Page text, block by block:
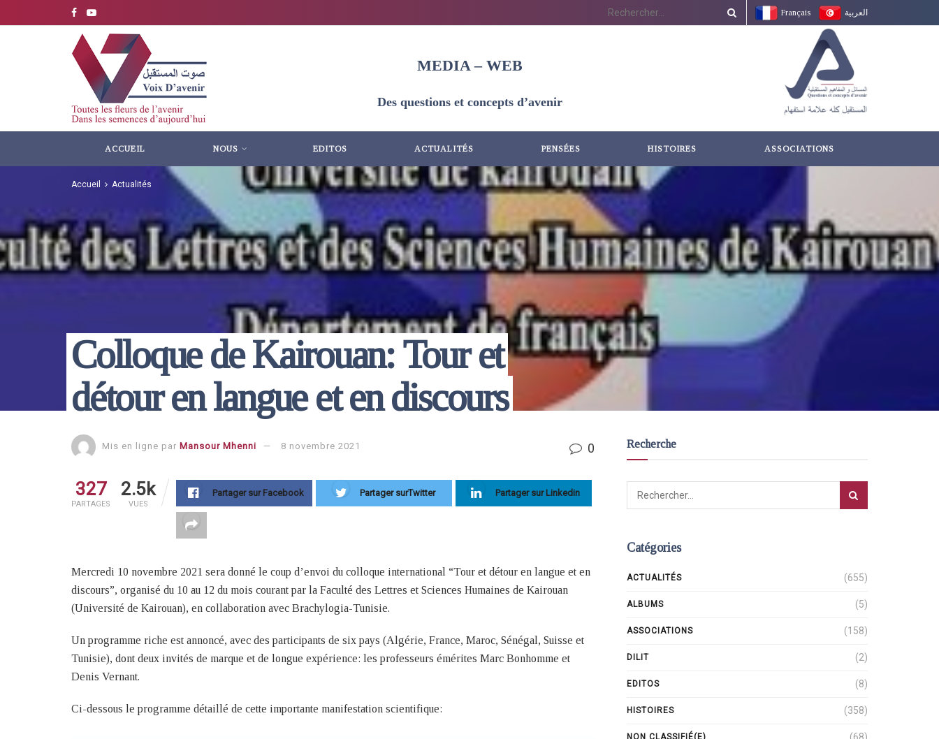
Français العربية
MEDIA – WEB
Des questions et concepts d’avenir
ACCUEIL NOUS EDITOS ACTUALITÉS PENSÉES HISTOIRES ASSOCIATIONS
Accueil Actualités
Colloque de Kairouan: Tour et
détour en langue et en discours
Mis en ligne par Mansour Mhenni 8 novembre 2021 0
327
PARTAGES
2.5k
VUES
Partager sur Facebook Partager surTwitter Partager sur Linkedin
Mercredi 10 novembre 2021 sera donné le coup d’envoi du colloque international “Tour et détour en langue et en
discours”, organisé du 10 au 12 du mois courant par la Faculté des Lettres et Sciences Humaines de Kairouan
(Université de Kairouan), en collaboration avec Brachylogia-Tunisie.
Un programme riche est annoncé, avec des participants de six pays (Algérie, France, Maroc, Sénégal, Suisse et
Tunisie), dont deux invités de marque et de longue expérience: les professeurs émérites Marc Bonhomme et
Denis Vernant.
Ci-dessous le programme détaillé de cette importante manifestation scientifique:
Recherche
Catégories
ACTUALITÉS (655)
ALBUMS (5)
ASSOCIATIONS (158)
DILIT (2)
EDITOS (8)
HISTOIRES (358)
NON CLASSIFIÉ(E)